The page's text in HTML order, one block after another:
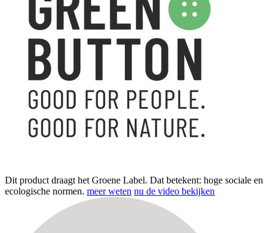
Dit product draagt het Groene Label. Dat betekent: hoge sociale en
ecologische normen. meer weten nu de video bekijken